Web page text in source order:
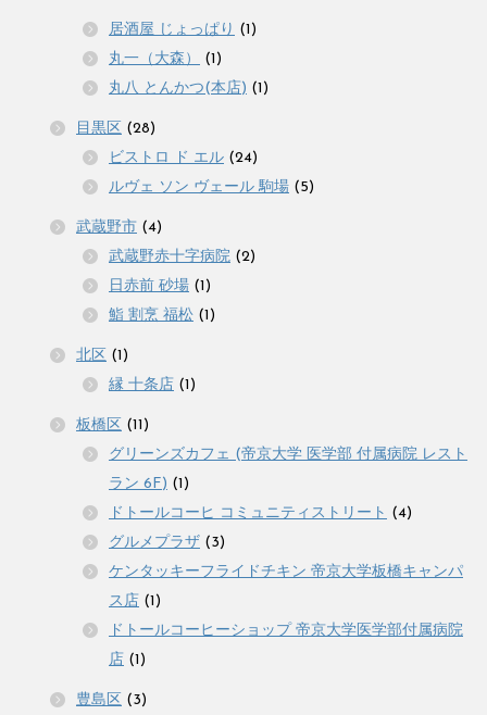
居酒屋 じょっぱり (1)
丸一（大森）
(1)
丸八 とんかつ(本店) (1)
目黒区 (28)
ビストロ ド エル (24)
ルヴェ ソン ヴェール 駒場 (5)
武蔵野市 (4)
武蔵野赤十字病院 (2)
日赤前 砂場 (1)
鮨 割烹 福松 (1)
北区 (1)
縁 十条店 (1)
板橋区 (11)
グリーンズカフェ (帝京大学 医学部 付属病院 レスト
ラン 6F) (1)
ドトールコーヒ コミュニティストリート (4)
グルメプラザ (3)
ケンタッキーフライドチキン 帝京大学板橋キャンパ
ス店 (1)
ドトールコーヒーショップ 帝京大学医学部付属病院
店 (1)
豊島区 (3)